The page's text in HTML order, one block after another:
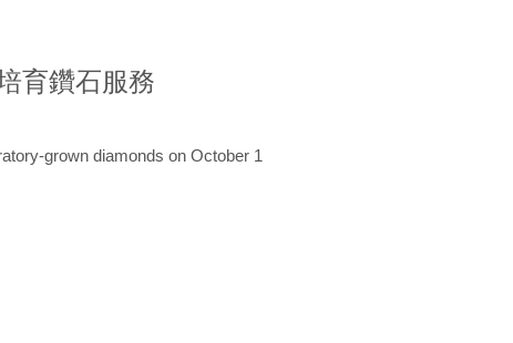
育鑽石服務
grown diamonds on October 1